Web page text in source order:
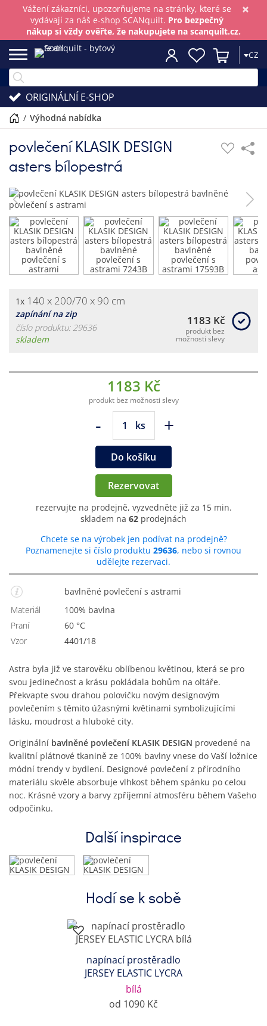
×
Vážení zákazníci, upozorňujeme na stránky, které se
vydávají za náš e-shop SCANquilt. Pro bezpečný
nákup si vždy ověřte, že nakupujete na scanquilt.cz.
CZ
ORIGINÁLNÍ E-SHOP
/ výhodná nabídka
povlečení KLASIK DESIGN
asters bílopestrá
1x 140 x 200/70 x 90 cm
zapínání na zip
číslo produktu: 29636
skladem
1183 Kč
produkt bez
možnosti slevy
1183 Kč
produkt bez možnosti slevy
- ks +
Do košíku
Rezervovat
rezervujte na prodejně, vyzvedněte již za 15 min.
skladem na 62 prodejnách
Chcete se na výrobek jen podívat na prodejně?
Poznamenejte si číslo produktu 29636, nebo si rovnou
udělejte rezervaci.
bavlněné povlečení s astrami
Materiál
100% bavlna
Praní
60 °C
Vzor
4401/18
Astra byla již ve starověku oblíbenou květinou, která se pro
svou jedinečnost a krásu pokládala bohům na oltáře.
Překvapte svou drahou polovičku novým designovým
povlečením s těmito úžasnými květinami symbolizujícími
lásku, moudrost a hluboké city.
Originální bavlněné povlečení KLASIK DESIGN provedené na
kvalitní plátnové tkanině ze 100% bavlny vnese do Vaší ložnice
módní trendy v bydlení. Designové povlečení z přírodního
materiálu skvěle absorbuje vlhkost během spánku po celou
noc. Krásné vzory a barvy zpříjemní atmosféru během Vašeho
odpočinku.
Další inspirace
Hodí se k sobě
napínací prostěradlo
JERSEY ELASTIC LYCRA
bílá
od 1090 Kč